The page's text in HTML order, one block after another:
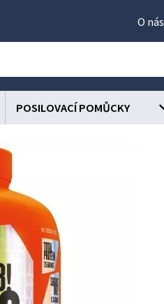
O nás
POSILOVACÍ POMŮCKY